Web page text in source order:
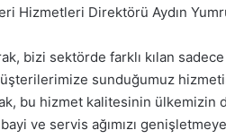
Hizmetleri Direktörü Aydın
bizi sektörde farklı kılan
sunduğumuz
bu hizmet kalitesinin ülkemizin
ve servis ağımızı